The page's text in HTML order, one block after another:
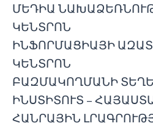
ՄԵԴԻԱ
ԿԵՆՏՐՈՆ
ԻՆՖՈՐՄԱՑԻԱՅԻ
ԿԵՆՏՐՈՆ
ԲԱԶՄԱԿՈՂՄԱՆԻ
ԻՆՍՏԻՏՈՒՏ –
ՀԱՆՐԱՅԻՆ